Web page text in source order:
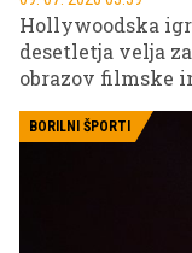
Hollywoodska
desetletja velja
obrazov filmske
otrok in zelo
Hollywooda, kar
BORILNI ŠPORTI